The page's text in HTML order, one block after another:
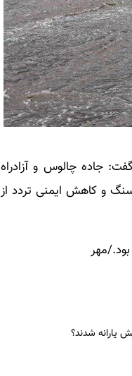
جاده چالوس و آزادراه
و کاهش ایمنی تردد از
مهر